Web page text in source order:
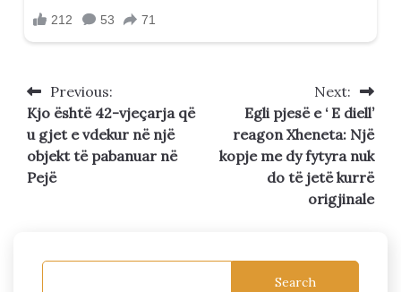
Post
navigation
Previous:
Kjo është 42-vjeçarja që
u gjet e vdekur në një
objekt të pabanuar në
Pejë
Next:
Egli pjesë e ‘ E diell’
reagon Xheneta: Një
kopje me dy fytyra nuk
do të jetë kurrë
origjinale
Search